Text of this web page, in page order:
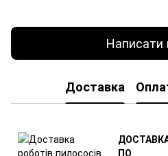
Написати
Доставка
ПО